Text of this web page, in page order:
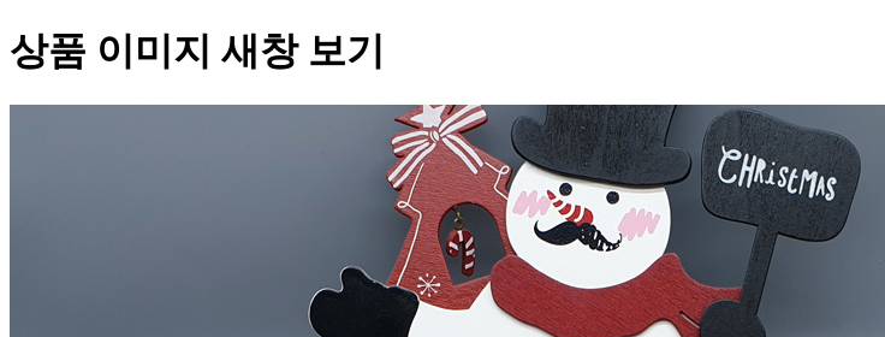
상품 이미지 새창 보기